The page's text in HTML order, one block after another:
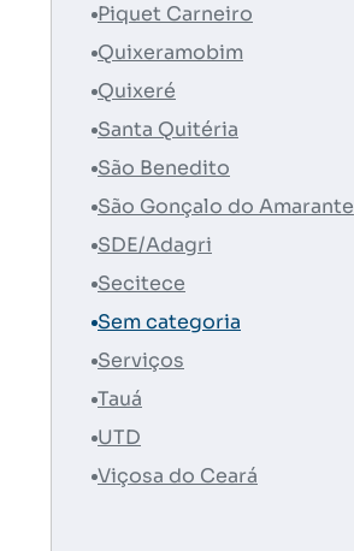
Piquet Carneiro
Quixeramobim
Quixeré
Santa Quitéria
São Benedito
São Gonçalo do Amarante
SDE/Adagri
Secitece
Sem categoria
Serviços
Tauá
UTD
Viçosa do Ceará